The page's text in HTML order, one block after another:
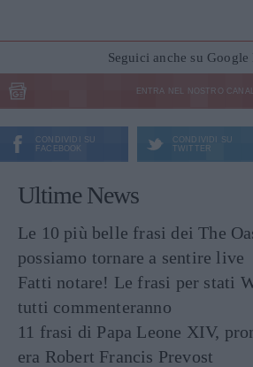
Seguici anche su Google
ENTRA NEL NOSTRO
CONDIVIDI SU
FACEBOOK
CONDIVIDI SU
TWITTER
Ultime News
Le 10 più belle frasi dei The
possiamo tornare a sentire live
Fatti notare! Le frasi per stati
tutti commenteranno
11 frasi di Papa Leone XIV,
era Robert Francis Prevost